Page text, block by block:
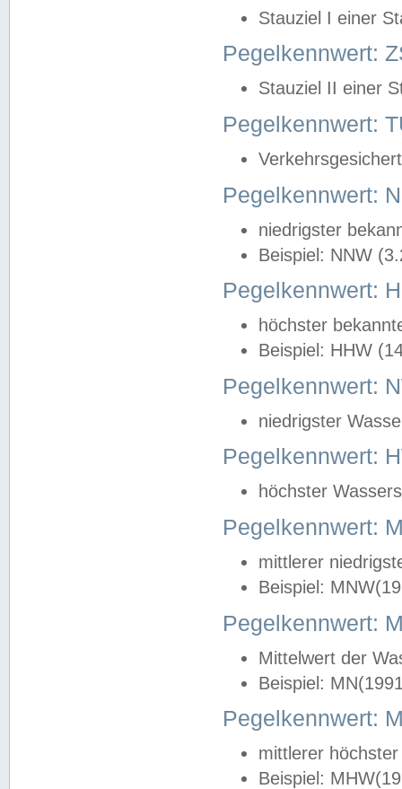
Stauziel I einer
Pegelkennwert:
Stauziel II einer
Pegelkennwert:
Pegelkennwert:
niedrigster
Beispiel: NNW
Pegelkennwert:
höchster
Beispiel: HHW
Pegelkennwert:
niedrigster
Pegelkennwert:
höchster
Pegelkennwert:
mittlerer
Beispiel:
Pegelkennwert:
Mittelwert der
Beispiel:
Pegelkennwert:
mittlerer
Beispiel: